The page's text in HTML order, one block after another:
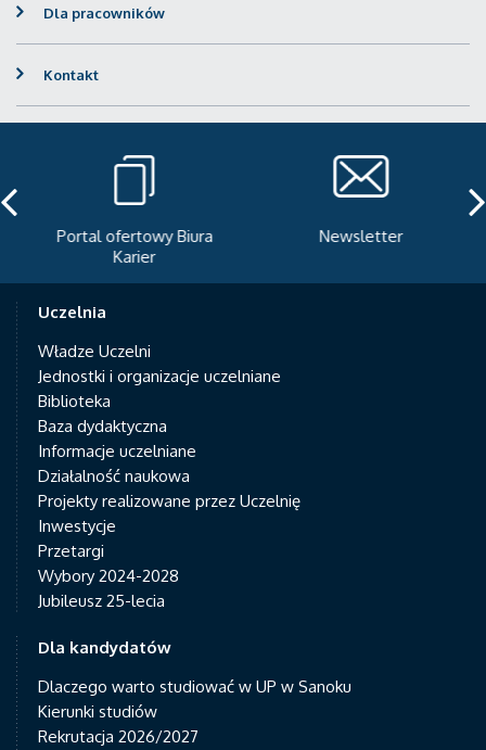
Dla pracowników
Kontakt
Portal ofertowy Biura
Karier
Newsletter
Uczelnia
Władze Uczelni
Jednostki i organizacje uczelniane
Biblioteka
Baza dydaktyczna
Informacje uczelniane
Działalność naukowa
Projekty realizowane przez Uczelnię
Inwestycje
Przetargi
Wybory 2024-2028
Jubileusz 25-lecia
Dla kandydatów
Dlaczego warto studiować w UP w Sanoku
Kierunki studiów
Rekrutacja 2026/2027